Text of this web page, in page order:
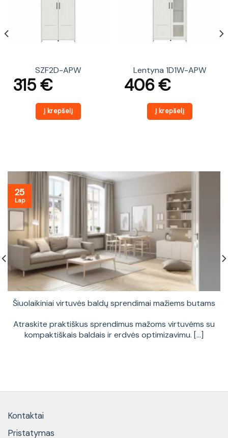
SZF2D-APW
315€
Į krepšelį
Lentyna 1D1W-APW
406€
Į krepšelį
Šiuolaikiniai virtuvės baldų sprendimai mažiems butams
Atraskite praktiškus sprendimus mažoms virtuvėms su
kompaktiškais baldais ir erdvės optimizavimu. [...]
25
Lap
Kontaktai
Pristatymas